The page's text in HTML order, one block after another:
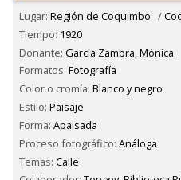
Lugar: Región de Coquimbo /
Tiempo: 1920
Donante: García Zambra, Mónica
Formatos: Fotografía
Color o cromía: Blanco y negro
Estilo: Paisaje
Forma: Apaisada
Proceso fotográfico: Análoga
Temas: Calle